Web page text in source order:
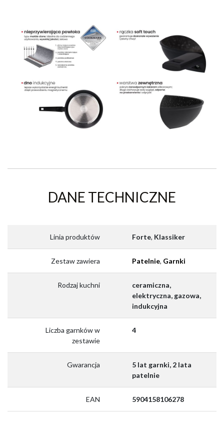
DANE TECHNICZNE
Linia produktów Forte, Klassiker
Zestaw zawiera Patelnie, Garnki
Rodzaj kuchni
ceramiczna,
elektryczna, gazowa,
indukcyjna
Liczba garnków w
zestawie
4
Gwarancja
5 lat garnki, 2 lata
patelnie
EAN 5904158106278